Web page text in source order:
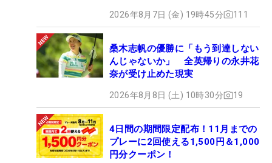
2026年8月7日 (金) 19時45分 111
桑木志帆の優勝に「もう到達しない
んじゃないか」 全英帰りの永井花
奈が受け止めた現実
2026年8月8日 (土) 10時30分 19
4日間の期間限定配布！11月までの
プレーに2回使える1,500円＆1,000
円分クーポン！